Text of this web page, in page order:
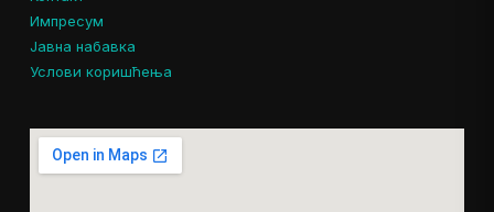
Импресум
Јавна набавка
Услови коришћења